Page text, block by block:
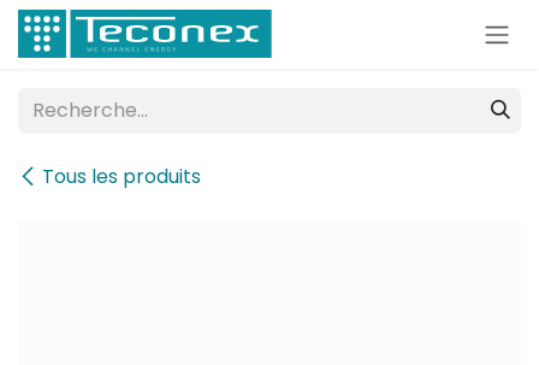
Se rendre au contenu
Tous les produits